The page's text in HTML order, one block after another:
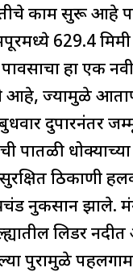
काम सुरू आहे
629.4 मिमी
हा एक
आहे, ज्यामुळे
दुपारनंतर
ठिकाणी
नुकसान झाले.
लिडर
पुरामुळे